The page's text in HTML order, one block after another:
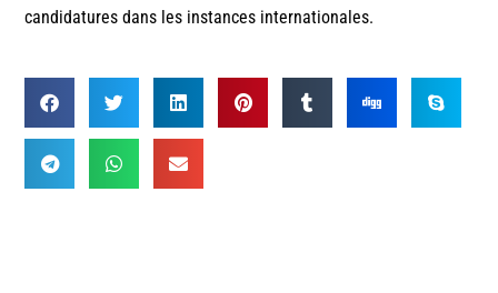
candidatures dans les instances internationales.